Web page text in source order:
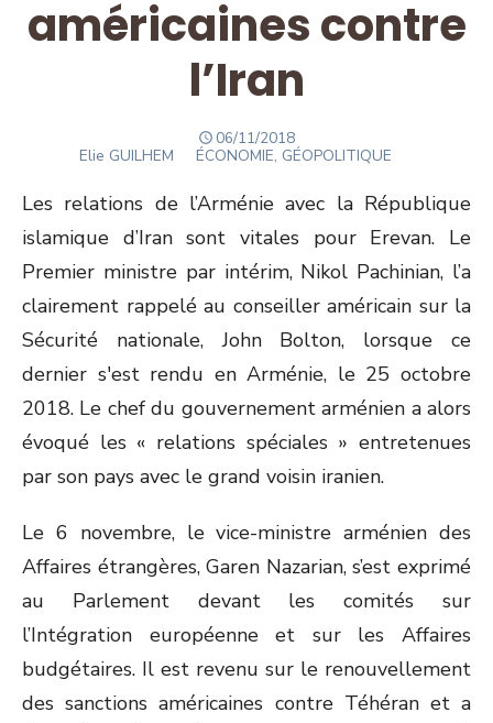
américaines contre
l’Iran
POSTED
ON
06/11/2018
Author
Elie GUILHEM ÉCONOMIE, GÉOPOLITIQUE
Les relations de l’Arménie avec la République
islamique d’Iran sont vitales pour Erevan. Le
Premier ministre par intérim, Nikol Pachinian, l’a
clairement rappelé au conseiller américain sur la
Sécurité nationale, John Bolton, lorsque ce
dernier s'est rendu en Arménie, le 25 octobre
2018. Le chef du gouvernement arménien a alors
évoqué les « relations spéciales » entretenues
par son pays avec le grand voisin iranien.
Le 6 novembre, le vice-ministre arménien des
Affaires étrangères, Garen Nazarian, s’est exprimé
au Parlement devant les comités sur
l’Intégration européenne et sur les Affaires
budgétaires. Il est revenu sur le renouvellement
des sanctions américaines contre Téhéran et a